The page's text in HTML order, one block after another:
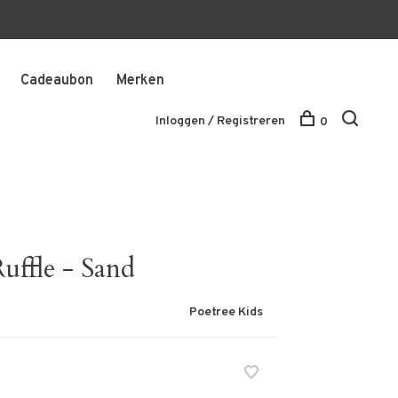
Cadeaubon Merken
Inloggen / Registreren 0
- Sand
Poetree Kids